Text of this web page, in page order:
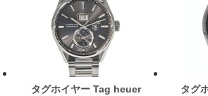
タグホイヤー Tag heuer
タグ